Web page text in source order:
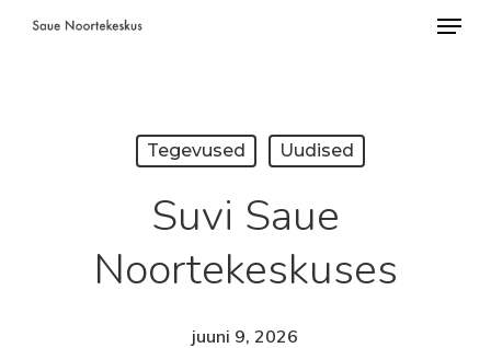
Skip
Tegevused Uudised
Suvi Saue
Noortekeskuses
juuni 9, 2026